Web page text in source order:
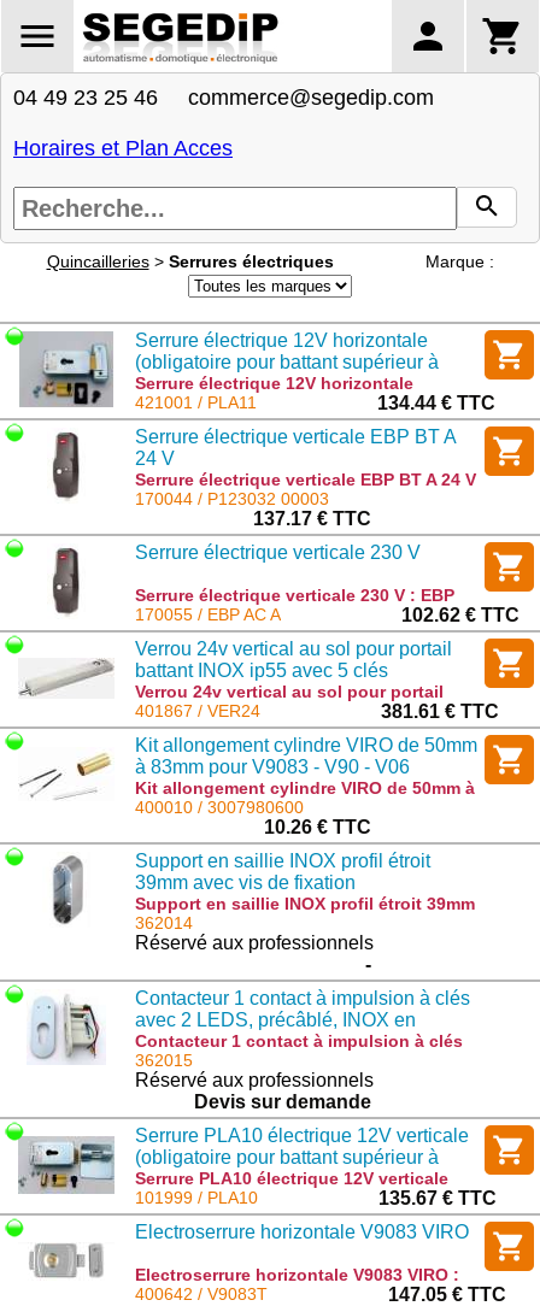
04 49 23 25 46 commerce@segedip.com
Horaires et Plan Acces
Quincailleries> Serrures électriquesMarque :
Serrure électrique 12V horizontale
(obligatoire pour battant supérieur à
3m).
Serrure électrique 12V horizontale
(obligatoire pour battant supérieur à 3m).
: PLA11
421001 / PLA11
134.44 € TTC
Serrure électrique verticale EBP BT A
24 V
Serrure électrique verticale EBP BT A 24 V
: P123032 00003
170044 / P123032 00003
137.17 € TTC
Serrure électrique verticale 230 V
Serrure électrique verticale 230 V : EBP
AC A
170055 / EBP AC A
102.62 € TTC
Verrou 24v vertical au sol pour portail
battant INOX ip55 avec 5 clés
Verrou 24v vertical au sol pour portail
battant INOX ip55 avec 5 clés : VER24
401867 / VER24
381.61 € TTC
Kit allongement cylindre VIRO de 50mm
à 83mm pour V9083 - V90 - V06
Kit allongement cylindre VIRO de 50mm à
83mm pour V9083 - V90 - V06 :
400010 / 3007980600
10.26 € TTC
Support en saillie INOX profil étroit
39mm avec vis de fixation
Support en saillie INOX profil étroit 39mm
avec vis de fixation : KSM900SH
362014
Réservé aux professionnels
-
Contacteur 1 contact à impulsion à clés
avec 2 LEDS, précâblé, INOX en
encastré
Contacteur 1 contact à impulsion à clés
avec 2 LEDS, précâblé, INOX en encastré
: KSM910L
362015
Réservé aux professionnels
Devis sur demande
Serrure PLA10 électrique 12V verticale
(obligatoire pour battant supérieur à
3m).
Serrure PLA10 électrique 12V verticale
(obligatoire pour battant supérieur à 3m).
: PLA10
101999 / PLA10
135.67 € TTC
Electroserrure horizontale V9083 VIRO
Electroserrure horizontale V9083 VIRO :
V9083T
400642 / V9083T
147.05 € TTC